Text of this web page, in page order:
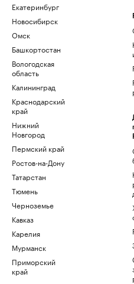
Екатеринбург
Новосибирск
Омск
Башкортостан
Вологодская
область
Калининград
Краснодарский
край
Нижний
Новгород
Пермский край
Ростов-на-Дону
Татарстан
Тюмень
Черноземье
Кавказ
Карелия
Мурманск
Приморский
край